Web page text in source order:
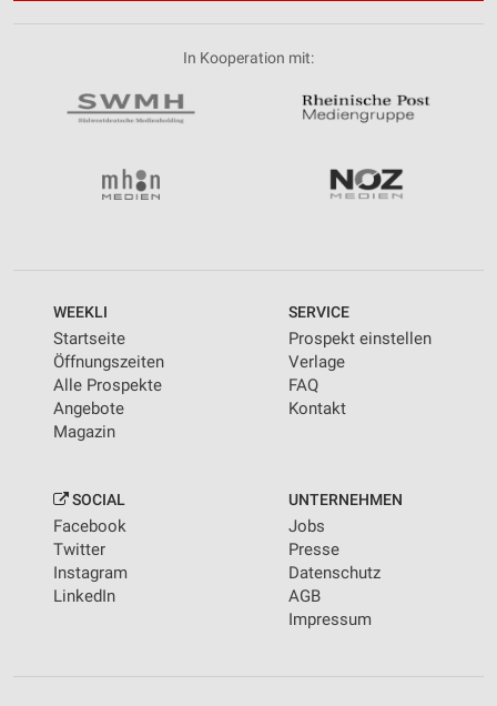
In Kooperation mit:
WEEKLI
Startseite
Öffnungszeiten
Alle Prospekte
Angebote
Magazin
SERVICE
Prospekt einstellen
Verlage
FAQ
Kontakt
SOCIAL
Facebook
Twitter
Instagram
LinkedIn
UNTERNEHMEN
Jobs
Presse
Datenschutz
AGB
Impressum